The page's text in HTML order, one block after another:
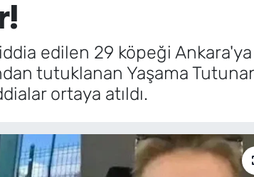
edilen 29 köpeği
tutuklanan Yaşama
ortaya atıldı.